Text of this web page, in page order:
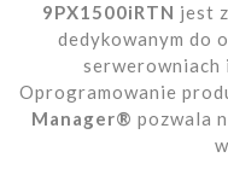
9PX1500iRTN jest
dedykowanym do
serwerowniach
Oprogramowanie
Manager® pozwala